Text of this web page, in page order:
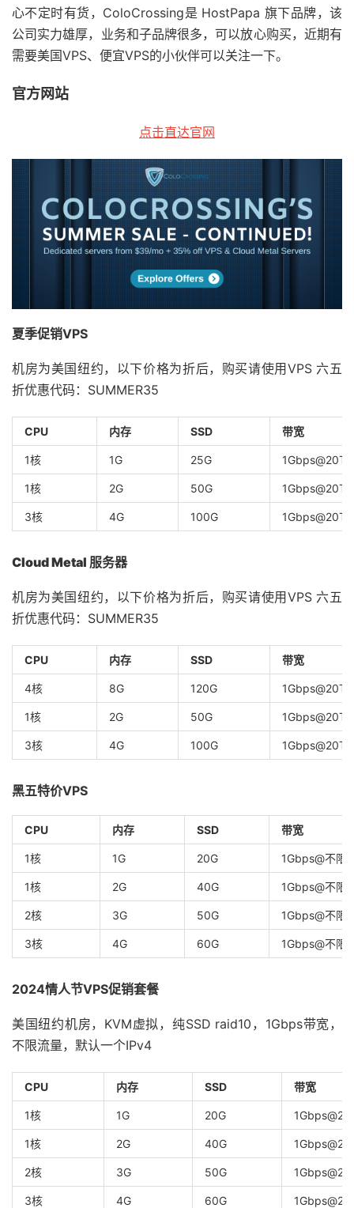
心不定时有货，ColoCrossing是 HostPapa 旗下品牌，该
公司实力雄厚，业务和子品牌很多，可以放心购买，近期有
需要美国VPS、便宜VPS的小伙伴可以关注一下。
官方网站
点击直达官网
夏季促销VPS
机房为美国纽约，以下价格为折后，购买请使用VPS 六五
折优惠代码：SUMMER35
CPU 内存 SSD 带宽
1核 1G 25G 1Gbps@20TB
1核 2G 50G 1Gbps@20TB
3核 4G 100G 1Gbps@20TB
Cloud Metal 服务器
机房为美国纽约，以下价格为折后，购买请使用VPS 六五
折优惠代码：SUMMER35
CPU 内存 SSD 带宽
4核 8G 120G 1Gbps@20TB
1核 2G 50G 1Gbps@20TB
3核 4G 100G 1Gbps@20TB
黑五特价VPS
CPU 内存 SSD 带宽
1核 1G 20G 1Gbps@不限
1核 2G 40G 1Gbps@不限
2核 3G 50G 1Gbps@不限
3核 4G 60G 1Gbps@不限
2024情人节VPS促销套餐
美国纽约机房，KVM虚拟，纯SSD raid10，1Gbps带宽，
不限流量，默认一个IPv4
CPU 内存 SSD 带宽
1核 1G 20G
1核 2G 40G
2核 3G 50G
3核 4G 60G